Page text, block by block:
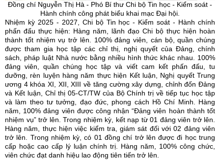
Đồng chí Nguyễn Thị Hà - Phó Bí thư Chi bộ Tin học - Kiểm soát -
Hành chính công phát biểu khai mạc Đại hội.
Nhiệm kỳ 2025 - 2027, Chi bộ Tin học - Kiểm soát - Hành chính
phấn đấu thực hiện: Hàng năm, lãnh đạo Chi bộ thực hiện hoàn
thành tốt nhiệm vụ trở lên. 100% đảng viên, cán bộ, quần chúng
được tham gia học tập các chỉ thị, nghị quyết của Đảng, chính
sách, pháp luật Nhà nước bằng nhiều hình thức khác nhau. 100%
đảng viên, quần chúng học tập và viết cam kết phấn đấu, tu
dưỡng, rèn luyện hàng năm thực hiện Kết luận, Nghị quyết Trung
ương 4 khóa XI, XII, XIII về tăng cường xây dựng, chỉnh đốn Đảng
và Kết luận, Chỉ thị 05-CT/TW của Bộ Chính trị về tiếp tục học tập
và làm theo tư tưởng, đạo đức, phong cách Hồ Chí Minh. Hàng
năm, 100% đảng viên được công nhận “Đảng viên hoàn thành tốt
nhiệm vụ” trở lên. Trong nhiệm kỳ, kết nạp từ 01 đảng viên trở lên.
Hàng năm, thực hiện việc kiểm tra, giám sát đối với 02 đảng viên
trở lên. Trong nhiệm kỳ, có 01 đồng chí trở lên được đi học trung
cấp hoặc cao cấp lý luận chính trị. Hàng năm, 100% công chức,
viên chức đạt danh hiệu lao động tiên tiến trở lên.